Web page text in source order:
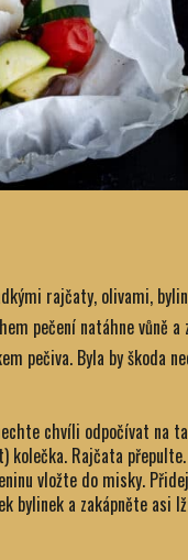
rajčaty, olivami,
pečení natáhne vůně a
pečiva. Byla by škoda
chvíli odpočívat na
Rajčata přepulte.
vložte do misky.
bylinek a zakápněte asi